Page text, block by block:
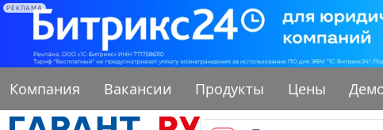
РЕКЛАМА
Компания Вакансии Продукты Цены